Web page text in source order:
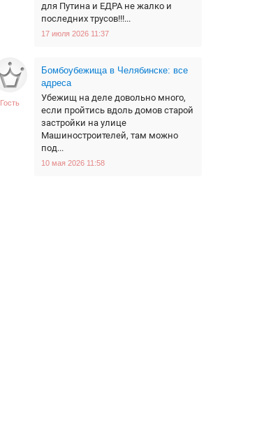
для Путина и ЕДРА не жалко и
последних трусов!!!...
17 июля 2026 11:37
Гость
Бомбоубежища в Челябинске: все
адреса
Убежищ на деле довольно много,
если пройтись вдоль домов старой
застройки на улице
Машиностроителей, там можно
под...
10 мая 2026 11:58